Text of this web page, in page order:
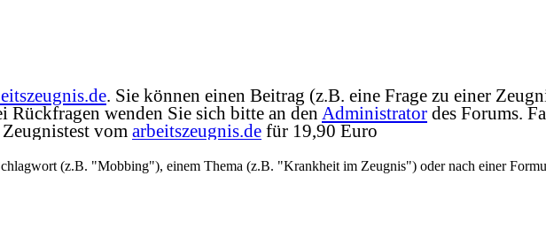
. Sie können einen Beitrag (z.B. eine Frage zu einer
wenden Sie sich bitte an den Administrator des Forums.
vom arbeitszeugnis.de für 19,90 Euro
(z.B. "Mobbing"), einem Thema (z.B. "Krankheit im Zeugnis") oder nach einer